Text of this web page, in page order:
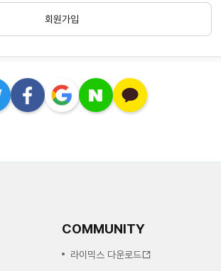
회원가입
COMMUNITY
라이믹스 다운로드